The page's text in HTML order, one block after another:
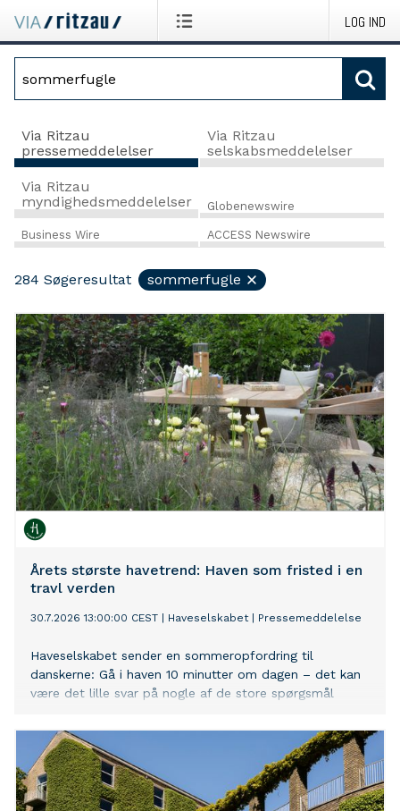
LOG IND
Via Ritzau
pressemeddelelser
Via Ritzau
selskabsmeddelelser
Via Ritzau
myndighedsmeddelelser
Globenewswire
Business Wire ACCESS Newswire
284 Søgeresultat sommerfugle
Årets største havetrend: Haven som fristed i en
travl verden
30.7.2026 13:00:00 CEST Haveselskabet| Pressemeddelelse
Haveselskabet sender en sommeropfordring til
danskerne: Gå i haven 10 minutter om dagen – det kan
være det lille svar på nogle af de store spørgsmål